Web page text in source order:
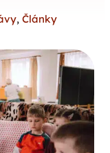
, Články